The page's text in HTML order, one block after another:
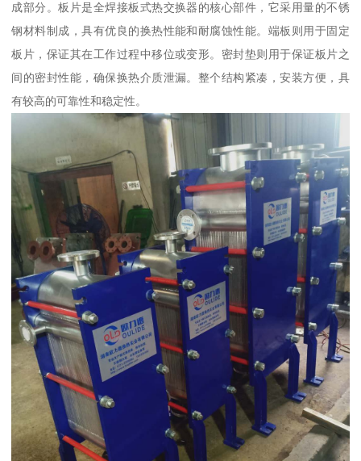
成部分。板片是全焊接板式热交换器的核心部件，它采用量的不锈
钢材料制成，具有优良的换热性能和耐腐蚀性能。端板则用于固定
板片，保证其在工作过程中移位或变形。密封垫则用于保证板片之
间的密封性能，确保换热介质泄漏。整个结构紧凑，安装方便，具
有较高的可靠性和稳定性。